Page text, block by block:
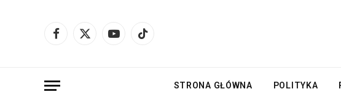
Facebook
X
YouTubeTikTok
STRONA GŁÓWNA POLITYKA